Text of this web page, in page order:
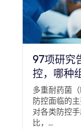
97项研究
控，哪种
多重耐药菌
防控面临的
对各类防控
比，...